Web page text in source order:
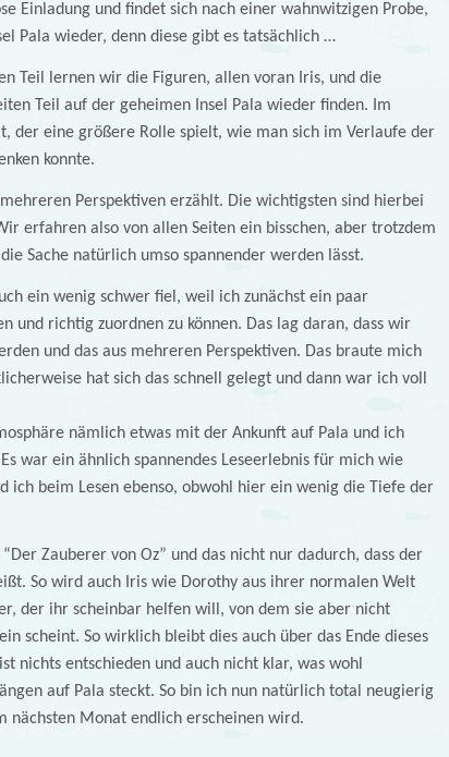
Einladung und findet sich nach einer wahnwitzigen Probe,
Pala wieder, denn diese gibt es tatsächlich …
Teil lernen wir die Figuren, allen voran Iris, und die
Teil auf der geheimen Insel Pala wieder finden. Im
der eine größere Rolle spielt, wie man sich im Verlaufe der
konnte.
Perspektiven erzählt. Die wichtigsten sind hierbei
erfahren also von allen Seiten ein bisschen, aber trotzdem
Sache natürlich umso spannender werden lässt.
ein wenig schwer fiel, weil ich zunächst ein paar
und richtig zuordnen zu können. Das lag daran, dass wir
und das aus mehreren Perspektiven. Das braute mich
hat sich das schnell gelegt und dann war ich voll
nämlich etwas mit der Ankunft auf Pala und ich
war ein ähnlich spannendes Leseerlebnis für mich wie
ich beim Lesen ebenso, obwohl hier ein wenig die Tiefe der
Zauberer von Oz” und das nicht nur dadurch, dass der
So wird auch Iris wie Dorothy aus ihrer normalen Welt
der ihr scheinbar helfen will, von dem sie aber nicht
scheint. So wirklich bleibt dies auch über das Ende dieses
nichts entschieden und auch nicht klar, was wohl
auf Pala steckt. So bin ich nun natürlich total neugierig
nächsten Monat endlich erscheinen wird.